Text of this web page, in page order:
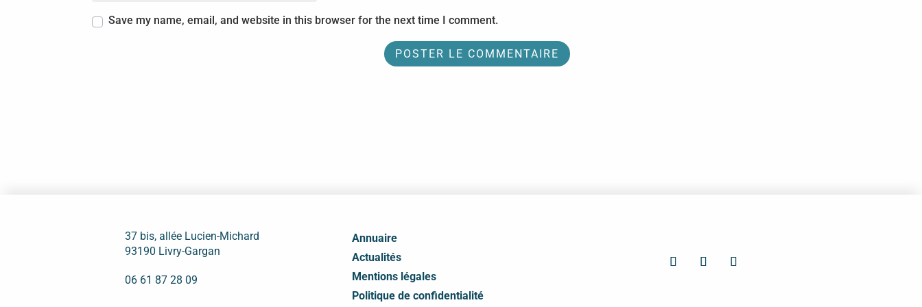
Save my name, email, and website in this browser for the next time I comment.
37 bis, allée Lucien-Michard
93190 Livry-Gargan
06 61 87 28 09
Annuaire
Actualités
Mentions légales
Politique de confidentialité